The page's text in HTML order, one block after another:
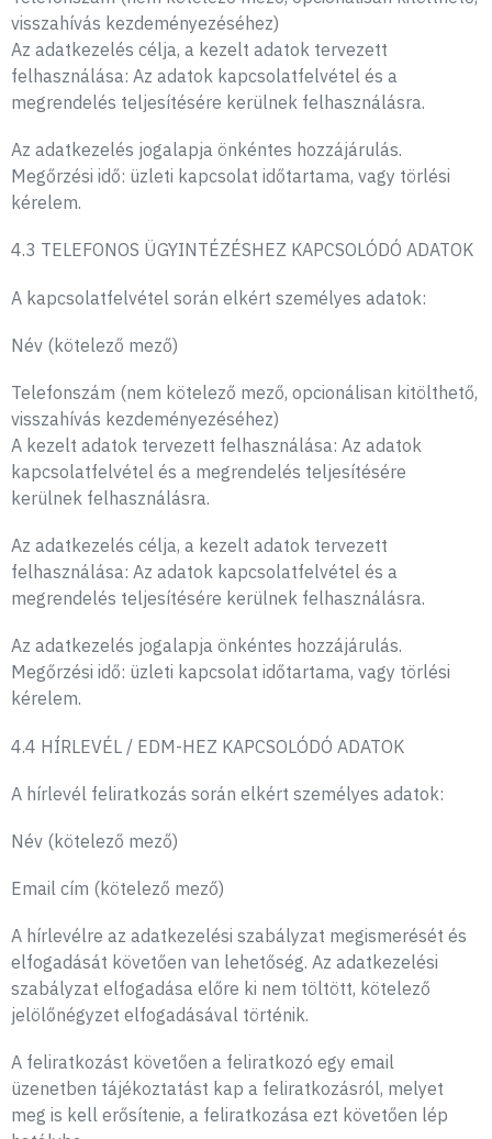
visszahívás kezdeményezéséhez)
Az adatkezelés célja, a kezelt adatok tervezett
felhasználása: Az adatok kapcsolatfelvétel és a
megrendelés teljesítésére kerülnek felhasználásra.
Az adatkezelés jogalapja önkéntes hozzájárulás.
Megőrzési idő: üzleti kapcsolat időtartama, vagy törlési
kérelem.
4.3 TELEFONOS ÜGYINTÉZÉSHEZ KAPCSOLÓDÓ ADATOK
A kapcsolatfelvétel során elkért személyes adatok:
Név (kötelező mező)
Telefonszám (nem kötelező mező, opcionálisan kitölthető,
visszahívás kezdeményezéséhez)
A kezelt adatok tervezett felhasználása: Az adatok
kapcsolatfelvétel és a megrendelés teljesítésére
kerülnek felhasználásra.
Az adatkezelés célja, a kezelt adatok tervezett
felhasználása: Az adatok kapcsolatfelvétel és a
megrendelés teljesítésére kerülnek felhasználásra.
Az adatkezelés jogalapja önkéntes hozzájárulás.
Megőrzési idő: üzleti kapcsolat időtartama, vagy törlési
kérelem.
4.4 HÍRLEVÉL / EDM-HEZ KAPCSOLÓDÓ ADATOK
A hírlevél feliratkozás során elkért személyes adatok:
Név (kötelező mező)
Email cím (kötelező mező)
A hírlevélre az adatkezelési szabályzat megismerését és
elfogadását követően van lehetőség. Az adatkezelési
szabályzat elfogadása előre ki nem töltött, kötelező
jelölőnégyzet elfogadásával történik.
A feliratkozást követően a feliratkozó egy email
üzenetben tájékoztatást kap a feliratkozásról, melyet
meg is kell erősítenie, a feliratkozása ezt követően lép